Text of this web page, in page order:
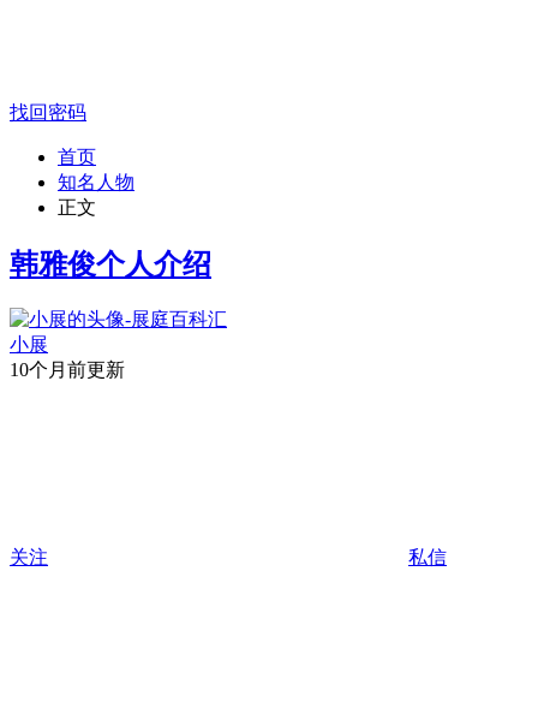
找回密码
首页
知名人物
正文
韩雅俊个人介绍
小展
10个月前更新
关注 私信